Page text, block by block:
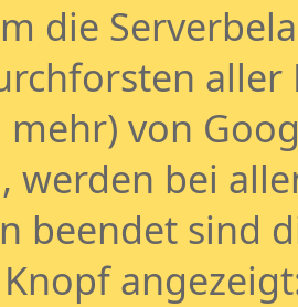
die
aller
von
werden bei
beendet sind